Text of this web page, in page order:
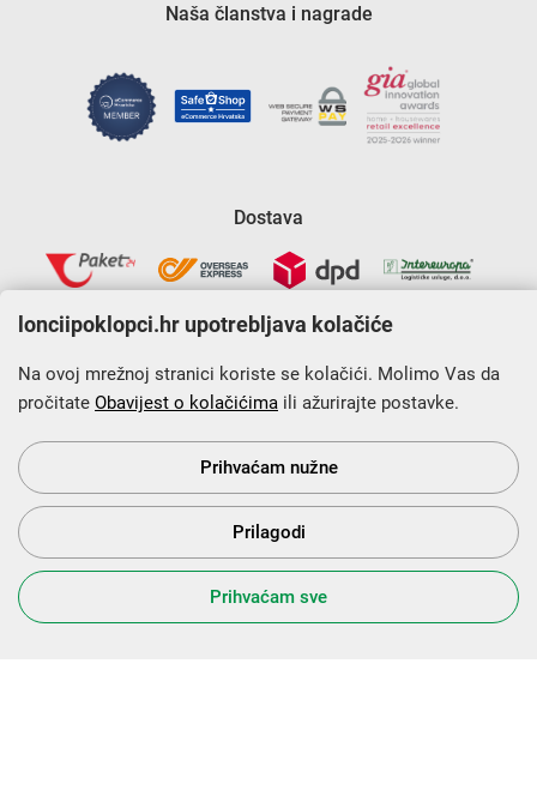
Naša članstva i nagrade
Dostava
Krajnji primatelj financijskog instrumenta sufinanciranog iz
Europskog fonda za regionalni razvoj u sklopu Operativnog
programa „Konkurentnost i kohezija”.
s Vama od 2014. godine!
lonciipoklopci.hr upotrebljava kolačiće
Na ovoj mrežnoj stranici koriste se kolačići. Molimo Vas da
pročitate Obavijest o kolačićima ili ažurirajte postavke.
Prihvaćam nužne
Prilagodi
Prihvaćam sve